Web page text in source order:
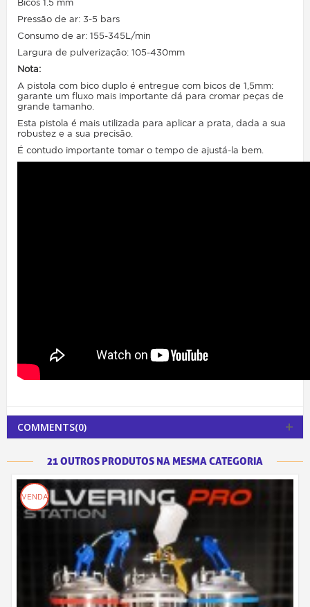
Bicos 1.5 mm
Pressão de ar: 3-5 bars
Consumo de ar: 155-345L/min
Largura de pulverização: 105-430mm
Nota:
A pistola com bico duplo é entregue com bicos de 1,5mm:
garante um fluxo mais importante dá para cromar peças de
grande tamanho.
Esta pistola é mais utilizada para aplicar a prata, dada a sua
robustez e a sua precisão.
É contudo importante tomar o tempo de ajustá-la bem.
COMMENTS(0)
21 OUTROS PRODUTOS NA MESMA CATEGORIA
VENDA